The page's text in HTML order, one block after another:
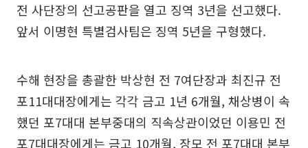
전 사단장의 선고공판을 열고 징역 3년을 선고했다.
앞서 이명현 특별검사팀은 징역 5년을 구형했다.
수해 현장을 총괄한 박상현 전 7여단장과 최진규 전
포11대대장에게는 각각 금고 1년 6개월, 채상병이 속
했던 포7대대 본부중대의 직속상관이었던 이용민 전
포7대대장에게는 금고 10개월, 장모 전 포7대대 본부